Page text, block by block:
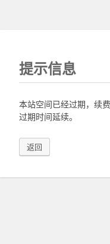
提示信息
本站空间已经过期，续
过期时间延续。
返回